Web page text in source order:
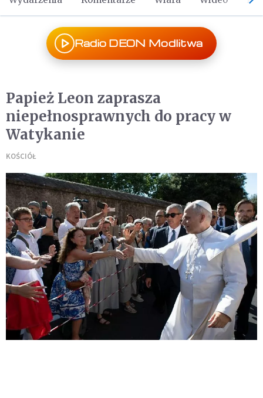
Radio DEON Modlitwa
Papież Leon zaprasza
niepełnosprawnych do pracy w
Watykanie
KOŚCIÓŁ